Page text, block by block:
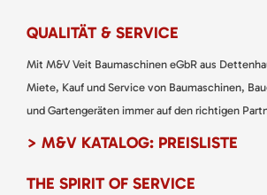
QUALITÄT & SERVICE
Mit M&V Veit Baumaschinen eGbR aus
Miete, Kauf und Service von Baumaschinen,
und Gartengeräten immer auf den richtigen
> M&V KATALOG: PREISLISTE
THE SPIRIT OF SERVICE